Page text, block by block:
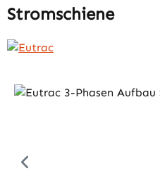
Stromschiene
Bildergalerie überspringen